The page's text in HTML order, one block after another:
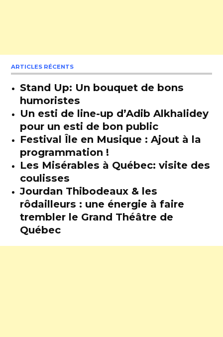
ARTICLES RÉCENTS
Stand Up: Un bouquet de bons
humoristes
Un esti de line-up d’Adib Alkhalidey
pour un esti de bon public
Festival Île en Musique : Ajout à la
programmation !
Les Misérables à Québec: visite des
coulisses
Jourdan Thibodeaux & les
rôdailleurs : une énergie à faire
trembler le Grand Théâtre de
Québec